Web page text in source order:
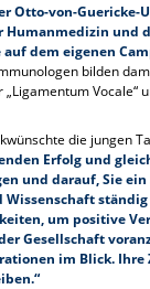
Otto-von-Guericke-
Humanmedizin und
dem eigenen
bilden
Vocale“
die jungen
Erfolg und
und darauf, Sie ein
um positive
Gesellschaft
im Blick. Ihre